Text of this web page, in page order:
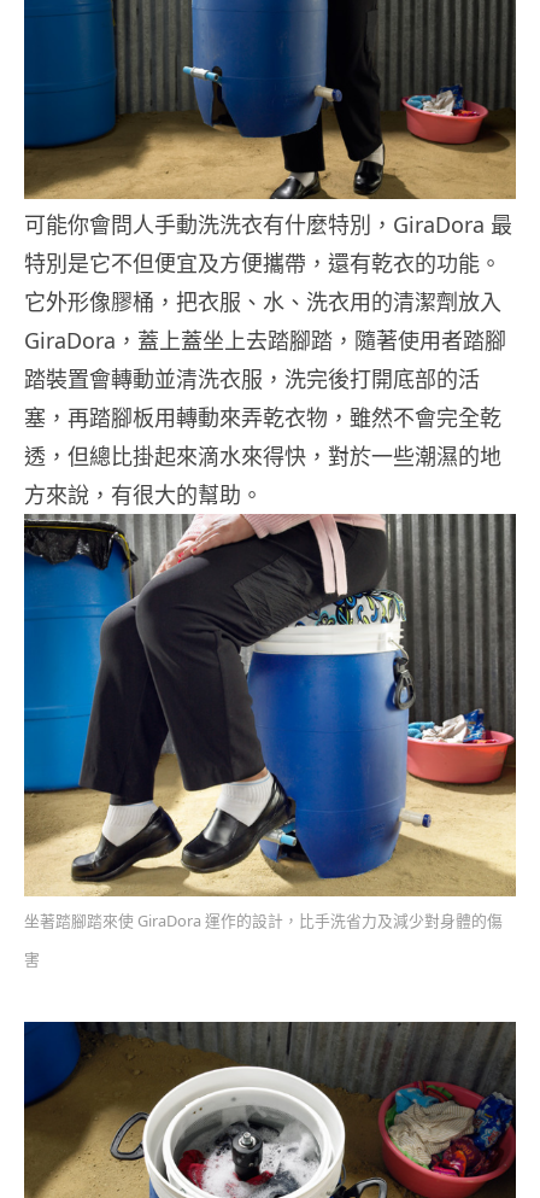
可能你會問人手動洗洗衣有什麼特別，GiraDora 最
特別是它不但便宜及方便攜帶，還有乾衣的功能。
它外形像膠桶，把衣服、水、洗衣用的清潔劑放入
GiraDora，蓋上蓋坐上去踏腳踏，隨著使用者踏腳
踏裝置會轉動並清洗衣服，洗完後打開底部的活
塞，再踏腳板用轉動來弄乾衣物，雖然不會完全乾
透，但總比掛起來滴水來得快，對於一些潮濕的地
方來說，有很大的幫助。
坐著踏腳踏來使 GiraDora 運作的設計，比手洗省力及減少對身體的傷
害